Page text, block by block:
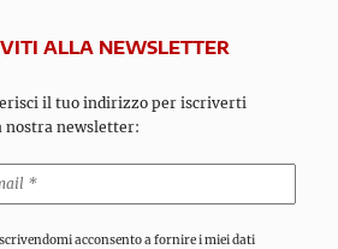
ALLA NEWSLETTER
il tuo indirizzo per iscriverti
nostra newsletter:
acconsento a fornire i miei dati